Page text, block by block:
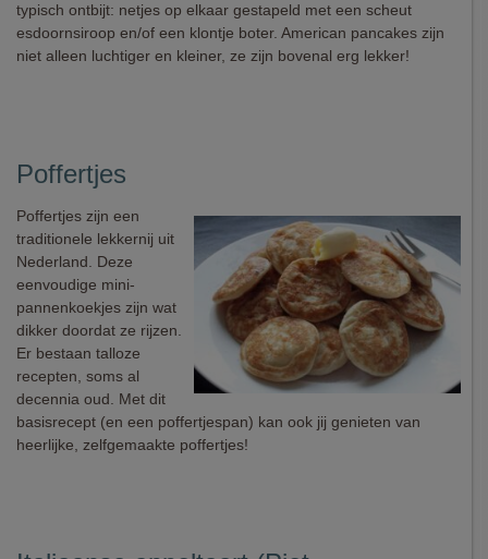
typisch ontbijt: netjes op elkaar gestapeld met een scheut
esdoornsiroop en/of een klontje boter. American pancakes zijn
niet alleen luchtiger en kleiner, ze zijn bovenal erg lekker!
Poffertjes
Poffertjes zijn een
traditionele lekkernij uit
Nederland. Deze
eenvoudige mini-
pannenkoekjes zijn wat
dikker doordat ze rijzen.
Er bestaan talloze
recepten, soms al
decennia oud. Met dit
basisrecept (en een poffertjespan) kan ook jij genieten van
heerlijke, zelfgemaakte poffertjes!